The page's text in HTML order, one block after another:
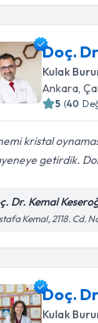
Doç.
Kulak
Ankara,
5 (40
kristal
getirdik.
Dr. Kemal
Kemal, 2118. Cd.
Doç.
Kulak